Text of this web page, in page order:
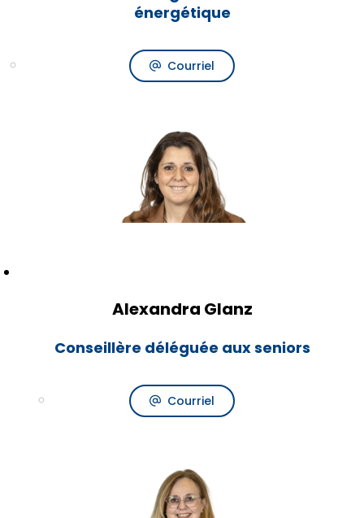
énergétique
Courriel
Alexandra Glanz
Conseillère déléguée aux seniors
Courriel